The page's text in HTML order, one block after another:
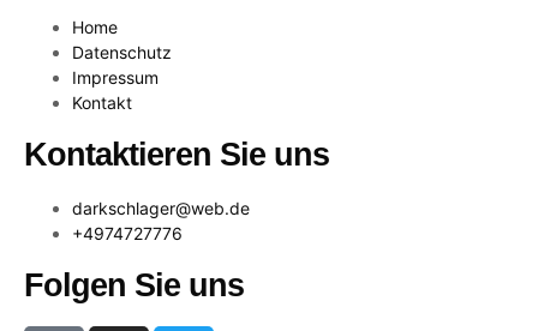
Home
Datenschutz
Impressum
Kontakt
Kontaktieren Sie uns
darkschlager@web.de
+4974727776
Folgen Sie uns